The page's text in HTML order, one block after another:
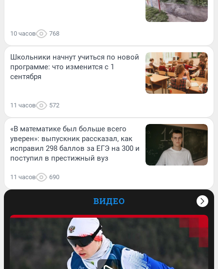
10 часов 768
Школьники начнут учиться по новой
программе: что изменится с 1
сентября
11 часов 572
«В математике был больше всего
уверен»: выпускник рассказал, как
исправил 298 баллов за ЕГЭ на 300 и
поступил в престижный вуз
11 часов 690
ВИДЕО